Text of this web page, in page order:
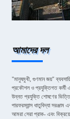
আমাদের দল
"মানুষমুখী, গুণমান জয়"
প্রকৌশল ও প্রযুক্তিগত কর্মী
উন্নত প্রযুক্তি শোষণের
পারফরম্যান্স ধাতুবিদ্যা
আমরা সেরা প্রাক- এবং